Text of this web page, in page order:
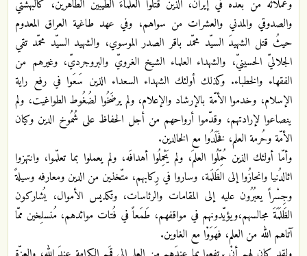
وعملائه من بعده في إيران، الذين قتلوا العُلماءَ الطيّبين الطاهرين، كالبهشتي
والصدوقي والمدني والعشرات من سواهم، وفي عهد طاغية العراق المعدوم
حيثُ قتل الشهيدَ السيّد محمّد باقر الصدر الموسوي، والشهيد السيّد محمّد تقي
الجلاليّ الحسينيّ، والشهداء العلماء الشيخ الغرويّ والبروجرديّ، وغيرهم من
الفقهاء والخطباء. وكذلك أولئك الشهداء السعداء الذين سَعَوا في رفع راية
الإسلام، وخدموا الأمّة بالإرشاد والإعلام، ولم يرضَخُوا لضُغُوط الطواغيت، ولم
ينصاعوا لإرادتهم، وقدّموا أرواحهم من أجل الحفاظ على شُمُوخ الدين وكيان
الأمّة وحُرمة العلم، فخَلَدُوا مع الخالدين.
وأمّا أولئك الذين حُمِّلُوا العلمَ، ولم يَحْمِلُوا أهدافَه، ولم يعملوا بما تعلّموا، وانتهزوا
ائالدُنيا وانحازُوا إلى الظَلَمة، وساروا في رِكابهم، متّخذين من الدين ومعارفه وسيلةً
وجِسْراً يعبُرُون عليه إلى المقامات والرئاسات، وتكديس الأموال، يُشاركون
الظَلَمَةَ مجالسهم،ويؤيّدونهم في مواقفهم، طَمَعاً في فُتات موائدهم، مُنسلِخين ممّا
آتاهم الله من العلم، فهَوَوْا مع الغاوين.